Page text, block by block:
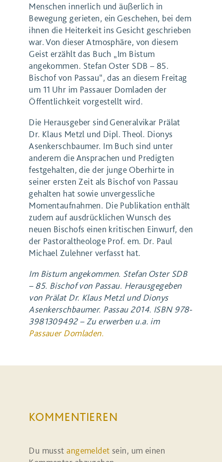
Menschen innerlich und äußerlich in
Bewegung gerieten, ein Geschehen, bei dem
ihnen die Heiterkeit ins Gesicht geschrieben
war. Von dieser Atmosphäre, von diesem
Geist erzählt das Buch „Im Bistum
angekommen. Stefan Oster SDB – 85.
Bischof von Passau“, das an diesem Freitag
um 11 Uhr im Passauer Domladen der
Öffentlichkeit vorgestellt wird.
Die Herausgeber sind Generalvikar Prälat
Dr. Klaus Metzl und Dipl. Theol. Dionys
Asenkerschbaumer. Im Buch sind unter
anderem die Ansprachen und Predigten
festgehalten, die der junge Oberhirte in
seiner ersten Zeit als Bischof von Passau
gehalten hat sowie unvergessliche
Momentaufnahmen. Die Publikation enthält
zudem auf ausdrücklichen Wunsch des
neuen Bischofs einen kritischen Einwurf, den
der Pastoraltheologe Prof. em. Dr. Paul
Michael Zulehner verfasst hat.
Im Bistum angekommen. Stefan Oster SDB
– 85. Bischof von Passau. Herausgegeben
von Prälat Dr. Klaus Metzl und Dionys
Asenkerschbaumer. Passau 2014. ISBN978-
3981309492 – Zu erwerben u.a. im
Passauer Domladen.
KOMMENTIEREN
Du musstangemeldet sein, um einen